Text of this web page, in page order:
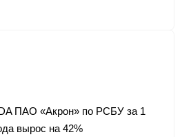
ПАО «Акрон» по РСБУ за 1
вырос на 42%